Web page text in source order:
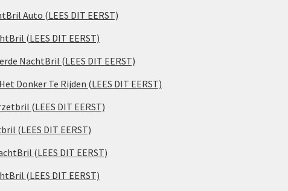
Auto (LEES DIT EERST)
(LEES DIT EERST)
NachtBril (LEES DIT EERST)
Donker Te Rijden (LEES DIT EERST)
(LEES DIT EERST)
(LEES DIT EERST)
(LEES DIT EERST)
(LEES DIT EERST)